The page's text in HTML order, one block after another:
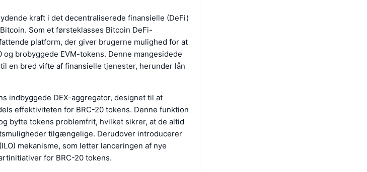
kraft i det decentraliserede finansielle (DeFi)
Som et førsteklasses Bitcoin DeFi-
platform, der giver brugerne mulighed for at
brobyggede EVM-tokens. Denne mangesidede
en bred vifte af finansielle tjenester, herunder lån
indbyggede DEX-aggregator, designet til at
effektiviteten for BRC-20 tokens. Denne funktion
bytte tokens problemfrit, hvilket sikrer, at de altid
tilgængelige. Derudover introducerer
mekanisme, som letter lanceringen af nye
for BRC-20 tokens.